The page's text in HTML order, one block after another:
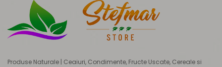
Produse Naturale | Ceaiuri, Condimente, Fructe Uscate, Cereale si